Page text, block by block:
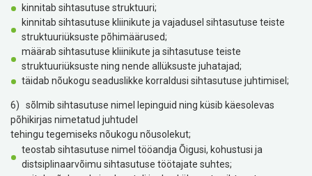
kinnitab sihtasutuse struktuuri;
kinnitab sihtasutuse kliinikute ja vajadusel sihtasutuse teiste
struktuuriüksuste põhimäärused;
määrab sihtasutuse kliinikute ja sihtasutuse teiste
struktuuriüksuste ning nende allüksuste juhatajad;
täidab nõukogu seaduslikke korraldusi sihtasutuse juhtimisel;
6) sõlmib sihtasutuse nimel lepinguid ning küsib käesolevas
põhikirjas nimetatud juhtudel
tehingu tegemiseks nõukogu nõusolekut;
teostab sihtasutuse nimel tööandja Õigusi, kohustusi ja
distsiplinaarvõimu sihtasutuse töötajate suhtes;